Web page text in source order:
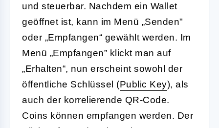
und steuerbar. Nachdem ein Wallet
geöffnet ist, kann im Menü „Senden"
oder „Empfangen“ gewählt werden. Im
Menü „Empfangen” klickt man auf
„Erhalten“, nun erscheint sowohl der
öffentliche Schlüssel (Public Key), als
auch der korrelierende QR-Code.
Coins können empfangen werden. Der